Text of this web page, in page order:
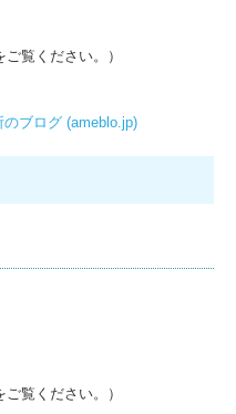
覧ください。）
ブログ (ameblo.jp)
覧ください。）